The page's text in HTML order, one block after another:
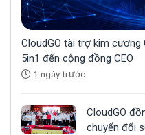
CloudGO tài trợ kim cương
5in1 đến cộng đồng CEO
1 ngày trước
CloudGO
chuyển đổi